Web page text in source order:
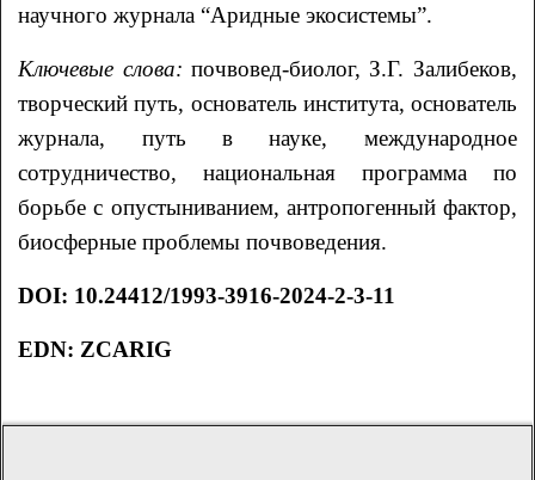
научного журнала “Аридные экосистемы”.
Ключевые слова: почвовед-биолог, З.Г. Залибеков,
творческий путь, основатель института, основатель
журнала, путь в науке, международное
сотрудничество, национальная программа по
борьбе с опустыниванием, антропогенный фактор,
биосферные проблемы почвоведения.
DOI: 10.24412/1993-3916-2024-2-3-11
EDN: ZCARIG